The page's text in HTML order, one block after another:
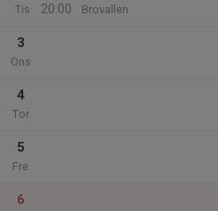
Tis
20:00
Brovallen
3
Ons
4
Tor
5
Fre
6